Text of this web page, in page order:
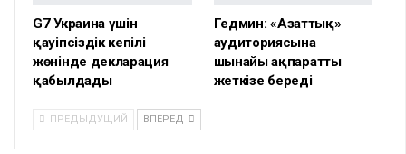
G7 Украина үшін
қауіпсіздік кепілі
жөнінде декларация
қабылдады
Гедмин: «Азаттық»
аудиториясына
шынайы ақпаратты
жеткізе береді
ПРЕДЫДУЩИЙ ВПЕРЕД